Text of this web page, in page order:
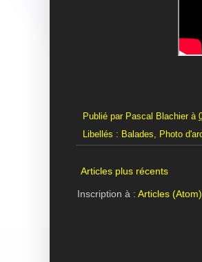
Publié par Pascal Blachier à
Libellés : Balades, Photo
Articles plus récents
Inscription à : Articles (Atom)